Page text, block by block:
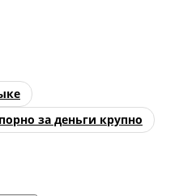
порно за деньги крупно